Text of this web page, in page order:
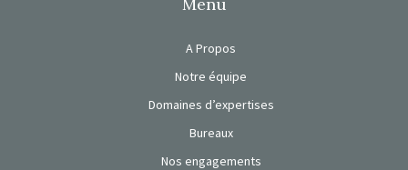
A Propos
Notre équipe
Domaines d’expertises
Bureaux
Nos engagements